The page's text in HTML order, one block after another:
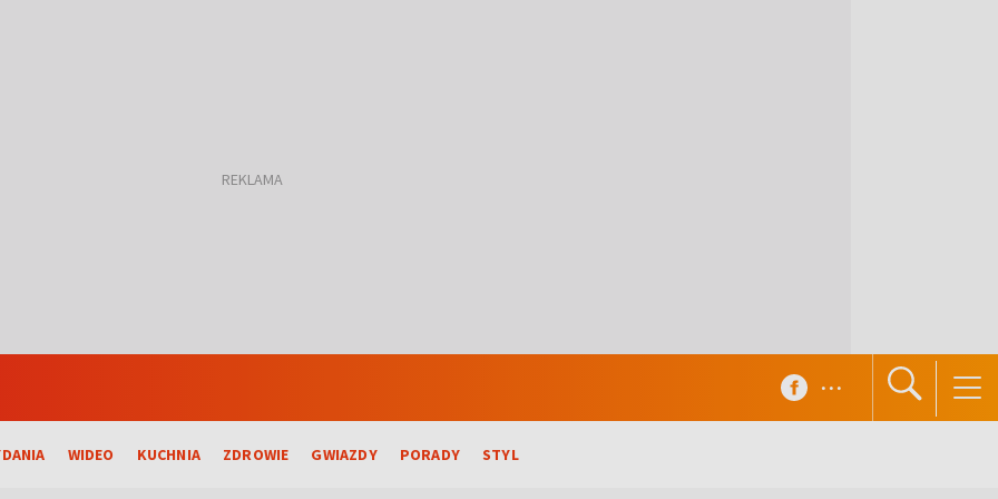
WIDEO KUCHNIA ZDROWIE GWIAZDY PORADY STYL
...